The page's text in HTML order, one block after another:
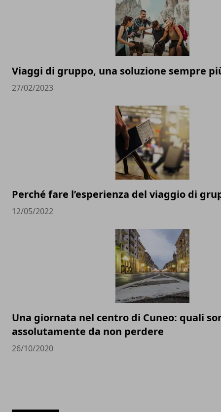
Viaggi di gruppo, una soluzione sempre
27/02/2023
Perché fare l’esperienza del viaggio di
12/05/2022
Una giornata nel centro di Cuneo: quali
assolutamente da non perdere
26/10/2020